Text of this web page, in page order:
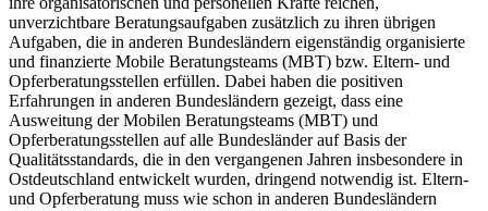
unverzichtbare Beratungsaufgaben zusätzlich zu ihren übrigen
Aufgaben, die in anderen Bundesländern eigenständig organisierte
und finanzierte Mobile Beratungsteams (MBT) bzw. Eltern- und
Opferberatungsstellen erfüllen. Dabei haben die positiven
Erfahrungen in anderen Bundesländern gezeigt, dass eine
Ausweitung der Mobilen Beratungsteams (MBT) und
Opferberatungsstellen auf alle Bundesländer auf Basis der
Qualitätsstandards, die in den vergangenen Jahren insbesondere in
Ostdeutschland entwickelt wurden, dringend notwendig ist. Eltern-
und Opferberatung muss wie schon in anderen Bundesländern